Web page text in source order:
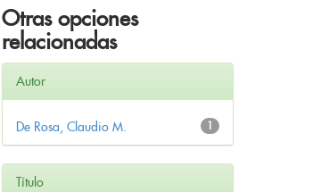
Otras opciones
relacionadas
Autor
1
De Rosa, Claudio M.
Título